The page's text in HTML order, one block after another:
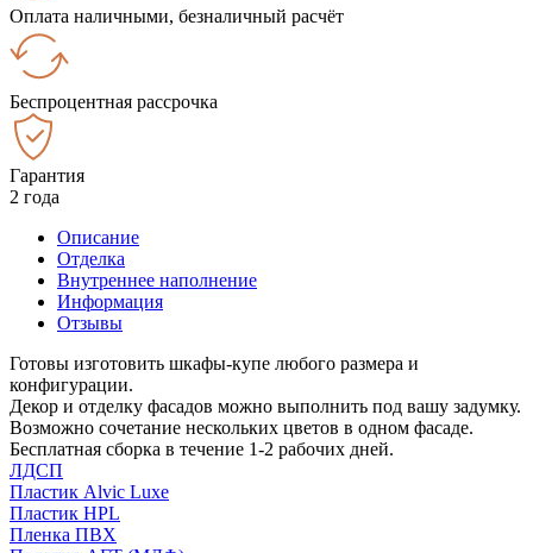
Оплата наличными, безналичный расчёт
Беспроцентная рассрочка
Гарантия
2 года
Описание
Отделка
Внутреннее наполнение
Информация
Отзывы
Готовы изготовить шкафы-купе любого размера и
конфигурации.
Декор и отделку фасадов можно выполнить под вашу задумку.
Возможно сочетание нескольких цветов в одном фасаде.
Бесплатная сборка в течение 1-2 рабочих дней.
ЛДСП
Пластик Alvic Luxe
Пластик HPL
Пленка ПВХ